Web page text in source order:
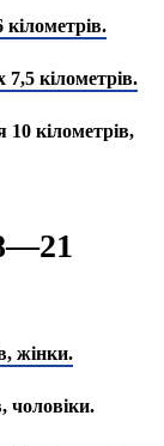
кілометрів.
10 кілометрів,
жінки.
чоловіки.